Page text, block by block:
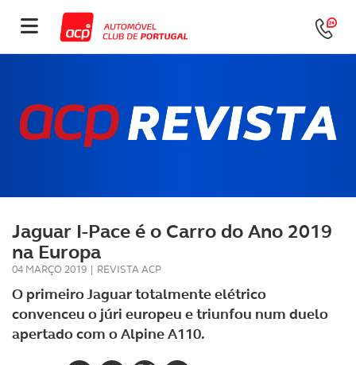
Jaguar I-Pace é o Carro do Ano 2019
na Europa
04 MARÇO 2019 | REVISTA ACP
O primeiro Jaguar totalmente elétrico
convenceu o júri europeu e triunfou num duelo
apertado com o Alpine A110.